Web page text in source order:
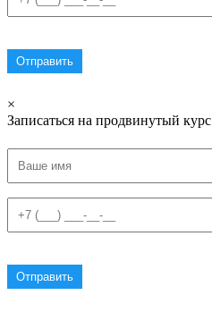
×
Записаться на продвинутый курс